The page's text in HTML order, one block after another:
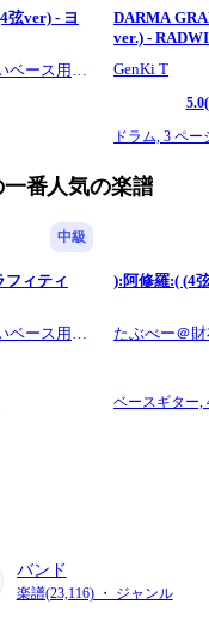
bass or a 5-string bass.
the lines are divided every
to person and depending
두에 중점을 두고 이 악보를
매하고 있으며, 베이시스
弦ver) - ヨ
ース用楽
DARMA GRAND
ver.) -
GenKi T
5.0
ドラム,3 ペー
番人気の楽譜
中級
フィティ
ース用楽
):阿修羅:( (4
たぶべー＠財
ベースギター,
バンド
楽譜(23,116) ・ ジャンル